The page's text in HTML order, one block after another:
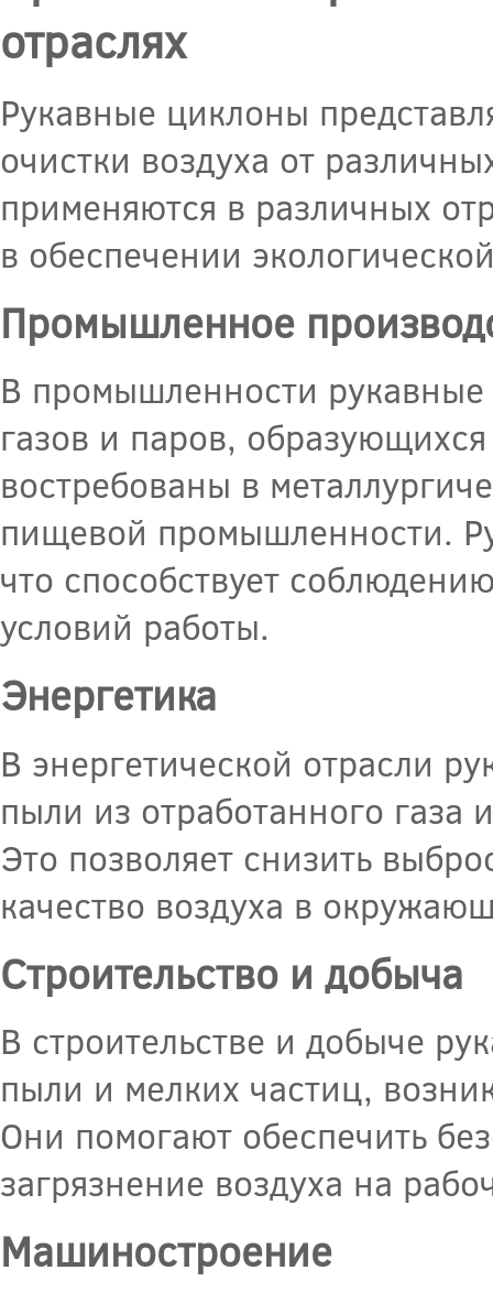
отраслях
Рукавные циклоны
очистки воздуха от
применяются в различных
в обеспечении
Промышленное
В промышленности
газов и паров,
востребованы в
пищевой промышленности.
что способствует
условий работы.
Энергетика
В энергетической отрасли
пыли из отработанного
Это позволяет снизить
качество воздуха в
Строительство и добыча
В строительстве и добыче
пыли и мелких частиц,
Они помогают обеспечить
загрязнение воздуха на
Машиностроение